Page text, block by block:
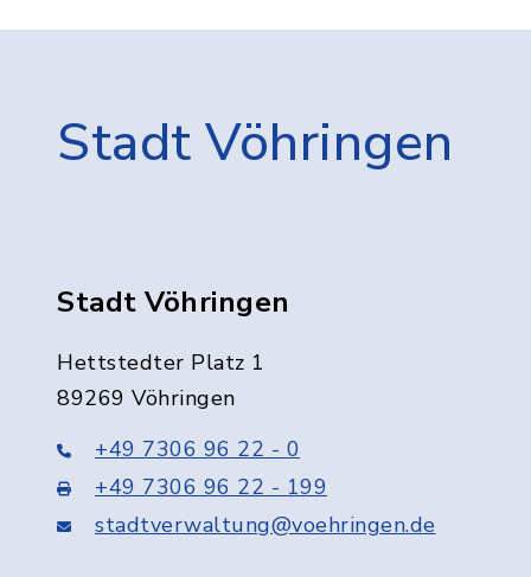
Stadt Vöhringen
Stadt Vöhringen
Hettstedter Platz 1
89269 Vöhringen
+49 7306 96 22 - 0
+49 7306 96 22 - 199
stadtverwaltung@voehringen.de